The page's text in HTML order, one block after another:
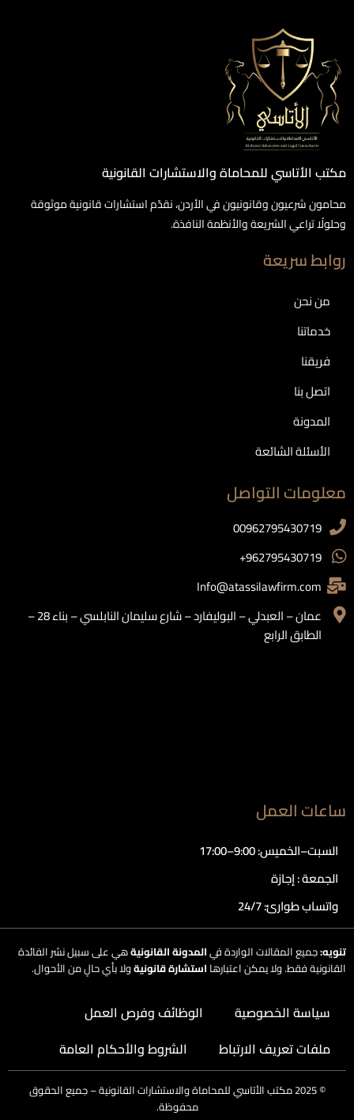
مكتب الأتاسي للمحاماة والاستشارات القانونية
محامون شرعيون وقانونيون في الأردن، نقدّم استشارات قانونية موثوقة
وحلولًا تراعي الشريعة والأنظمة النافذة.
روابط سريعة
من نحن
خدماتنا
فريقنا
اتصل بنا
المدونة
الأسئلة الشائعة
معلومات التواصل
00962795430719
962795430719+
Info@atassilawfirm.com
عمان – العبدلي – البوليفارد – شارع سليمان النابلسي – بناء 28 –
الطابق الرابع
ساعات العمل
السبت–الخميس: 9:00–17:00
الجمعة : إجازة
واتساب طوارئ: 24/7
تنويه:جميع المقالات الواردة فيالمدونة القانونيةهي على سبيل نشر الفائدة
القانونية فقط. ولا يمكن اعتبارها استشارة قانونيةولا بأي حالٍ من الأحوال.
سياسة الخصوصية
الوظائف وفرص العمل
ملفات تعريف الارتباط
الشروط والأحكام العامة
©
2025مكتب الأتاسي للمحاماة والاستشارات القانونية – جميع الحقوق
محفوظة.